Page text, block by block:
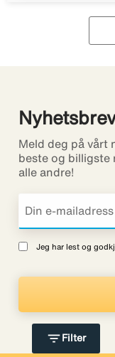
filter_list Filter
Meld deg på vårt
beste og billigste
alle andre!
Jeg har lest og